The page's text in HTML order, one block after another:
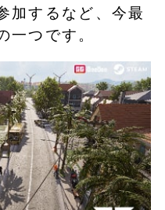
加するなど、今最
一つです。